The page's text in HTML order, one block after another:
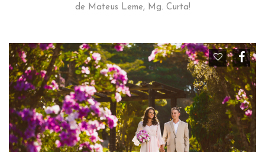
de Mateus Leme, Mg. Curta!